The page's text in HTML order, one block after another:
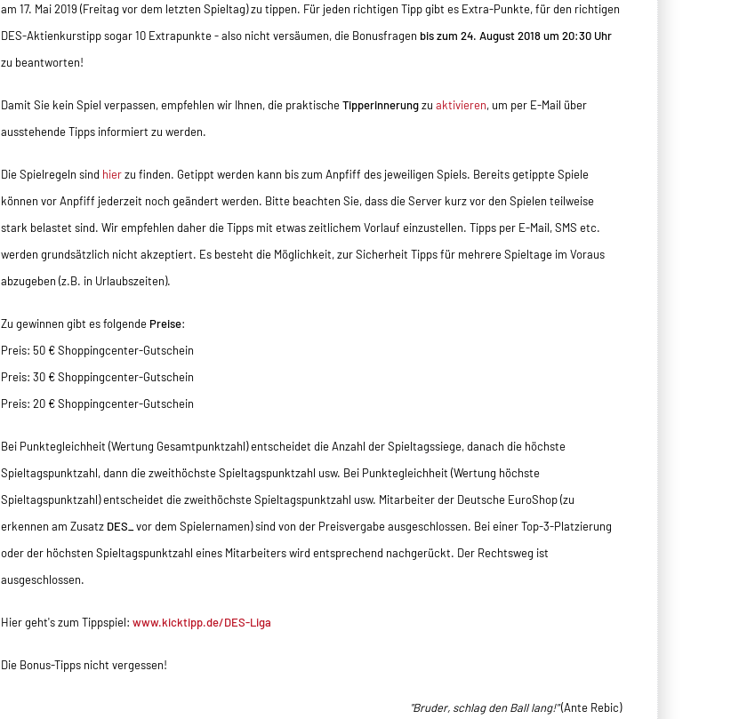
am 17. Mai 2019 (Freitag vor dem letzten Spieltag) zu tippen. Für jeden richtigen Tipp gibt es Extra-Punkte, für den richtigen
DES-Aktienkurstipp sogar 10 Extrapunkte - also nicht versäumen, die Bonusfragen bis zum 24. August 2018 um 20:30 Uhr
zu beantworten!
Damit Sie kein Spiel verpassen, empfehlen wir Ihnen, die praktischeTipperinnerungzu aktivieren, um per E-Mail über
ausstehende Tipps informiert zu werden.
Die Spielregeln sind hierzu finden. Getippt werden kann bis zum Anpfiff des jeweiligen Spiels. Bereits getippte Spiele
können vor Anpfiff jederzeit noch geändert werden. Bitte beachten Sie, dass die Server kurz vor den Spielen teilweise
stark belastet sind. Wir empfehlen daher die Tipps mit etwas zeitlichem Vorlauf einzustellen. Tipps per E-Mail, SMS etc.
werden grundsätzlich nicht akzeptiert. Es besteht die Möglichkeit, zur Sicherheit Tipps für mehrere Spieltage im Voraus
abzugeben (z.B. in Urlaubszeiten).
Zu gewinnen gibt es folgende Preise:
Preis: 50 € Shoppingcenter-Gutschein
Preis: 30 € Shoppingcenter-Gutschein
Preis: 20 € Shoppingcenter-Gutschein
Bei Punktegleichheit (Wertung Gesamtpunktzahl) entscheidet die Anzahl der Spieltagssiege, danach die höchste
Spieltagspunktzahl, dann die zweithöchste Spieltagspunktzahl usw. Bei Punktegleichheit (Wertung höchste
Spieltagspunktzahl) entscheidet die zweithöchste Spieltagspunktzahl usw. Mitarbeiter der Deutsche EuroShop (zu
erkennen am Zusatz DES_
vor dem Spielernamen) sind von der Preisvergabe ausgeschlossen. Bei einer Top-3-Platzierung
oder der höchsten Spieltagspunktzahl eines Mitarbeiters wird entsprechend nachgerückt. Der Rechtsweg ist
ausgeschlossen.
Hier geht's zum Tippspiel: www.kicktipp.de/DES-Liga
Die Bonus-Tipps nicht vergessen!
"Bruder, schlag den Ball lang!"(Ante Rebic)